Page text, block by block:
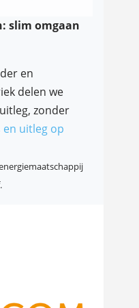
slim omgaan
en
delen we
zonder
en uitleg op